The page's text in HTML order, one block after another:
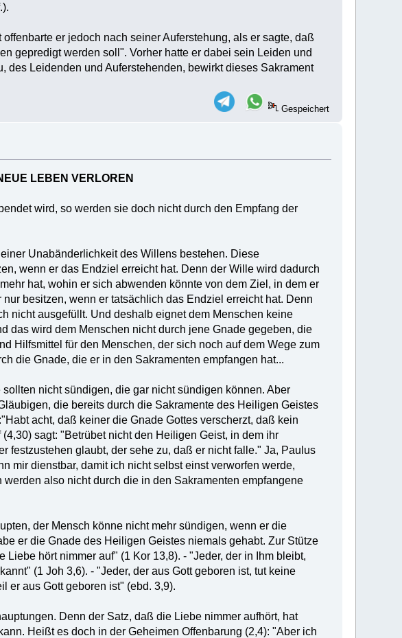
er jedoch nach seiner Auferstehung, als er sagte, daß
gepredigt werden soll". Vorher hatte er dabei sein Leiden und
des Leidenden und Auferstehenden, bewirkt dieses Sakrament
Gespeichert
LEBEN VERLOREN
wird, so werden sie doch nicht durch den Empfang der
Unabänderlichkeit des Willens bestehen. Diese
wenn er das Endziel erreicht hat. Denn der Wille wird dadurch
hat, wohin er sich abwenden könnte von dem Ziel, in dem er
besitzen, wenn er tatsächlich das Endziel erreicht hat. Denn
nicht ausgefüllt. Und deshalb eignet dem Menschen keine
das wird dem Menschen nicht durch jene Gnade gegeben, die
Hilfsmittel für den Menschen, der sich noch auf dem Wege zum
die Gnade, die er in den Sakramenten empfangen hat...
nicht sündigen, die gar nicht sündigen können. Aber
die bereits durch die Sakramente des Heiligen Geistes
acht, daß keiner die Gnade Gottes verscherzt, daß kein
sagt: "Betrübet nicht den Heiligen Geist, in dem ihr
festzustehen glaubt, der sehe zu, daß er nicht falle." Ja, Paulus
mir dienstbar, damit ich nicht selbst einst verworfen werde,
also nicht durch die in den Sakramenten empfangene
der Mensch könne nicht mehr sündigen, wenn er die
er die Gnade des Heiligen Geistes niemals gehabt. Zur Stütze
hört nimmer auf" (1 Kor 13,8). - "Jeder, der in Ihm bleibt,
(1 Joh 3,6). - "Jeder, der aus Gott geboren ist, tut keine
er aus Gott geboren ist" (ebd. 3,9).
Denn der Satz, daß die Liebe nimmer aufhört, hat
Heißt es doch in der Geheimen Offenbarung (2,4): "Aber ich